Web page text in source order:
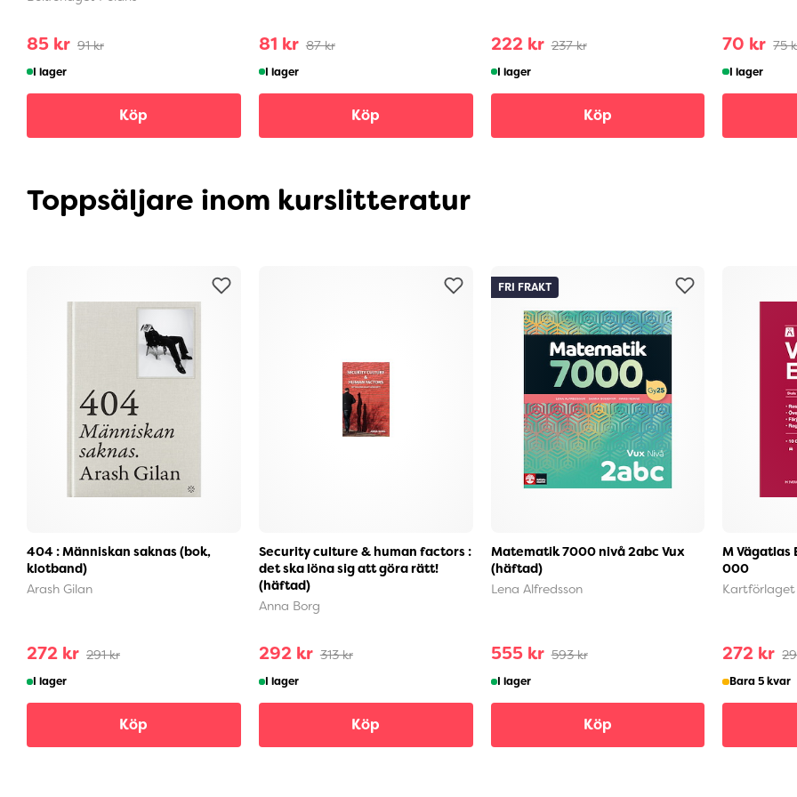
85 kr 91 kr
I lager
Köp
81 kr 87 kr
I lager
Köp
222 kr 237 kr
I lager
Köp
70 kr 75
I lager
Toppsäljare inom kurslitteratur
404 : Människan saknas (bok,
klotband)
Arash Gilan
272 kr 291 kr
I lager
Köp
Security culture & human factors :
det ska löna sig att göra rätt!
(häftad)
Anna Borg
292 kr 313 kr
I lager
Köp
Matematik 7000 nivå 2abc Vux
(häftad)
Lena Alfredsson
555 kr 593 kr
FRI FRAKT
I lager
Köp
M Vägatlas
000
Kartförlaget
272 kr
Bara 5 kvar